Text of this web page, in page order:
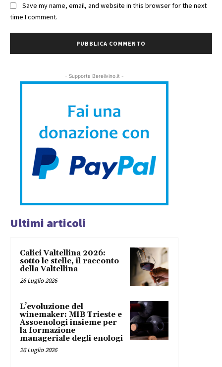
Save my name, email, and website in this browser for the next
time I comment.
- Supporta Bereilvino.it -
Ultimi articoli
Calici Valtellina 2026:
sotto le stelle, il racconto
della Valtellina
26 Luglio 2026
L’evoluzione del
winemaker: MIB Trieste e
Assoenologi insieme per
la formazione
manageriale degli enologi
26 Luglio 2026